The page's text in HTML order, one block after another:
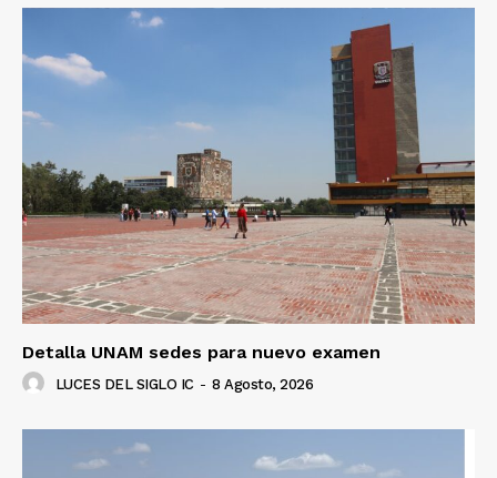
Detalla UNAM sedes para nuevo examen
LUCES DEL SIGLO IC - 8 Agosto, 2026